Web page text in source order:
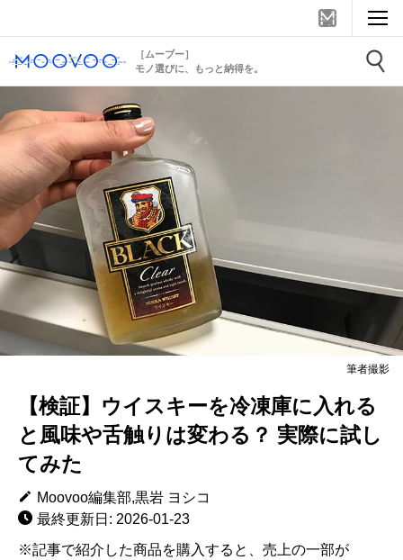
［ムーブー］
モノ選びに、もっと納得を。
筆者撮影
【検証】ウイスキーを冷凍庫に入れる
と風味や舌触りは変わる？ 実際に試し
てみた
Moovoo編集部,黒岩 ヨシコ
最終更新日: 2026-01-23
※記事で紹介した商品を購入すると、売上の一部が